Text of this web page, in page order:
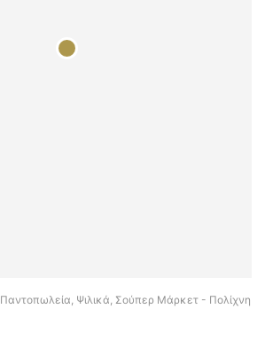
Παντοπωλεία, Ψιλικά, Σούπερ Μάρκετ - Πολίχνη